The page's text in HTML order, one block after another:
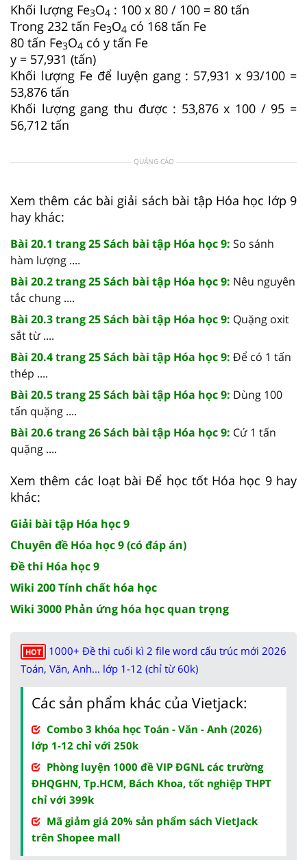
Khối lượng Fe3O4 : 100 x 80 / 100 = 80 tấn
Trong 232 tấn Fe3O4 có 168 tấn Fe
80 tấn Fe3O4 có y tấn Fe
y = 57,931 (tấn)
Khối lượng Fe để luyện gang : 57,931 x 93/100 =
53,876 tấn
Khối lượng gang thu được : 53,876 x 100 / 95 =
56,712 tấn
QUẢNG CÁO
Xem thêm các bài giải sách bài tập Hóa học lớp 9
hay khác:
Bài 20.1 trang 25 Sách bài tập Hóa học 9: So sánh
hàm lượng ....
Bài 20.2 trang 25 Sách bài tập Hóa học 9: Nêu nguyên
tắc chung ....
Bài 20.3 trang 25 Sách bài tập Hóa học 9: Quặng oxit
sắt từ ....
Bài 20.4 trang 25 Sách bài tập Hóa học 9: Để có 1 tấn
thép ....
Bài 20.5 trang 25 Sách bài tập Hóa học 9: Dùng 100
tấn quặng ....
Bài 20.6 trang 26 Sách bài tập Hóa học 9: Cứ 1 tấn
quặng ....
Xem thêm các loạt bài Để học tốt Hóa học 9 hay
khác:
Giải bài tập Hóa học 9
Chuyên đề Hóa học 9 (có đáp án)
Đề thi Hóa học 9
Wiki 200 Tính chất hóa học
Wiki 3000 Phản ứng hóa học quan trọng
HOT
1000+ Đề thi cuối kì 2 file word cấu trúc mới 2026
Toán, Văn, Anh... lớp 1-12 (chỉ từ 60k)
Các sản phẩm khác của Vietjack:
Combo 3 khóa học Toán - Văn - Anh (2026)
lớp 1-12 chỉ với 250k
Phòng luyện 1000 đề VIP ĐGNL các trường
ĐHQGHN, Tp.HCM, Bách Khoa, tốt nghiệp THPT
chỉ với 399k
Mã giảm giá 20% sản phẩm sách VietJack
trên Shopee mall